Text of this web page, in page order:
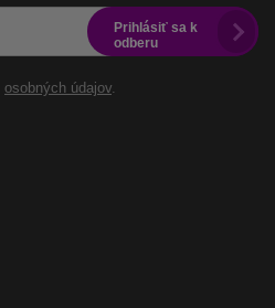
osobných údajov.
Prihlásiť sa k
odberu